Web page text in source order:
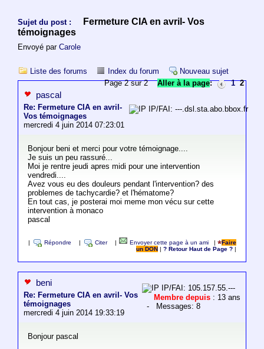
Sujet du post :
Fermeture CIA en avril- Vos
témoignages
Envoyé par Carole
Liste des forums Index du forum
Nouveau sujet
Page 2 sur 2Aller à la page: 1 2
pascal
Re: Fermeture CIA en avril-
Vos témoignages
mercredi 4 juin 2014 07:23:01
IP/FAI: ---.dsl.sta.abo.bbox.fr
Bonjour beni et merci pour votre témoignage....
Je suis un peu rassuré...
Moi je rentre jeudi apres midi pour une intervention
vendredi....
Avez vous eu des douleurs pendant l'intervention? des
problemes de tachycardie? et l'hématome?
En tout cas, je posterai moi meme mon vécu sur cette
intervention à monaco
pascal
Répondre Citer Envoyer cette page à un ami |
Faire
un DON
|? Retour Haut de Page ?
beni
Re: Fermeture CIA en avril- Vos
témoignages
mercredi 4 juin 2014 19:33:19
IP/FAI: 105.157.55.---
Membre depuis : 13 ans
- Messages: 8
Bonjour pascal